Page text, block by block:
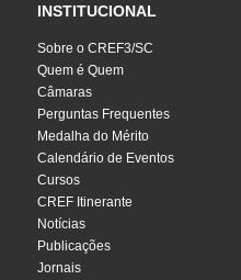
INSTITUCIONAL
Sobre o CREF3/SC
Quem é Quem
Câmaras
Perguntas Frequentes
Medalha do Mérito
Calendário de Eventos
Cursos
CREF Itinerante
Notícias
Publicações
Jornais